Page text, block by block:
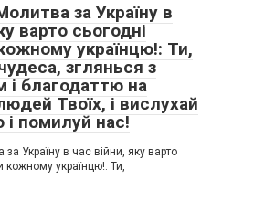
за Україну в
варто сьогодні
українцю!: Ти,
зглянься з
благодаттю на
Твоїх, і вислухай
помилуй нас!
Україну в час війни, яку варто
кожному українцю!: Ти,